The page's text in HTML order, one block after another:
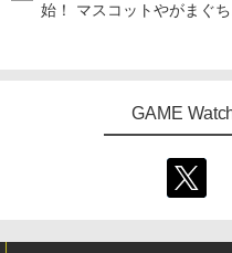
置台 [
￥5,280
※当
どう
￥330
￥
始！ マスコットやがまぐ
GAME